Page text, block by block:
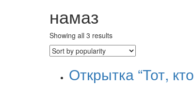
намаз
Showing all 3 results
Открытка “Тот,